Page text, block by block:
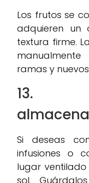
Los frutos se
adquieren un
textura firme.
ramas y
13.
Si deseas
infusiones o
lugar ventilado
sol.